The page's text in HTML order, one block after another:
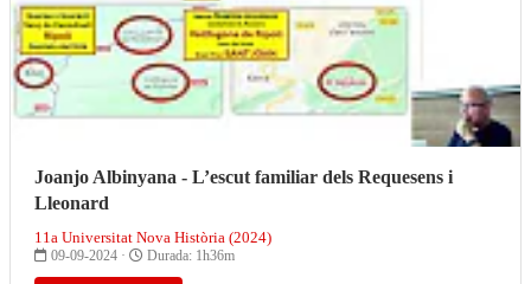
Joanjo Albinyana - L’escut familiar dels Requesens i
Lleonard
11a Universitat Nova Història (2024)
09-09-2024 · Durada: 1h36m